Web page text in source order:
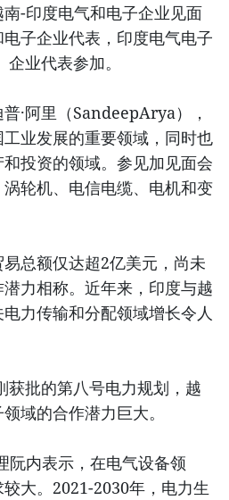
-印度电气和电子企业见面
子企业代表，印度电气电子
业代表参加。
·阿里（SandeepArya），
业发展的重要领域，同时也
投资的领域。参见加见面会
轮机、电信电缆、电机和变
总额仅达超2亿美元，尚未
力相称。近年来，印度与越
力传输和分配领域增长令人
获批的第八号电力规划，越
域的合作潜力巨大。
内表示，在电气设备领
大。2021-2030年，电力生